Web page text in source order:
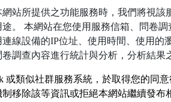
站所提供之功能服務時，我們將視
。 本網站在您使用服務信箱、問卷
線設備的IP位址、使用時間、使用
調查內容進行統計與分析，分析結
或類似社群服務系統，於取得您的
移除該等資訊或拒絕本網站繼續發